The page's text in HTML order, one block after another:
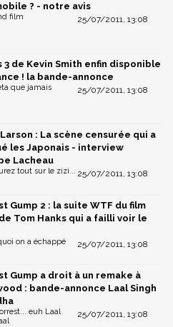
? - notre avis
25/07/2011, 13:08
film
3 de Kevin Smith enfin disponible
! la bande-annonce
25/07/2011, 13:08
que jamais
: La scène censurée qui a
les Japonais - interview
Lacheau
25/07/2011, 13:08
tout sur le zizi...
Gump 2 : la suite WTF du film
Tom Hanks qui a failli voir le
25/07/2011, 13:08
on a échappé
Gump a droit à un remake à
: bande-annonce Laal Singh
25/07/2011, 13:08
euh Laal